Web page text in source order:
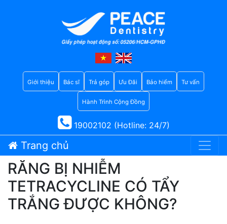
Giới thiệu Bác sĩ Trả góp Ưu Đãi Bảo hiểm Tư vấn
Hành Trình Cộng Đồng
19002102 (Hotline: 24/7)
Trang chủ
RĂNG BỊ NHIỄM
TETRACYCLINE CÓ TẨY
TRẮNG ĐƯỢC KHÔNG?